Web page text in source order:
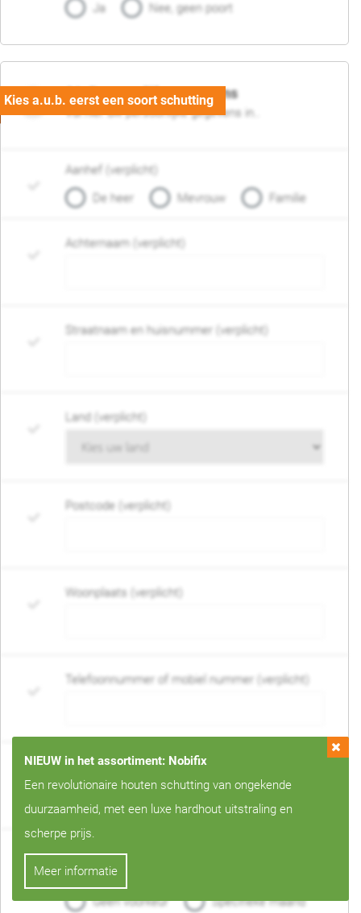
Ja Nee, geen poort
06. Persoonlijke gegevens
Vul hier uw persoonlijke gegevens in..
Aanhef (verplicht)
De heer
Mevrouw Familie
Achternaam (verplicht)
Straatnaam en huisnummer (verplicht)
Land (verplicht)
Postcode (verplicht)
Woonplaats (verplicht)
Telefoonnummer of mobiel nummer (verplicht)
E-mail adres (verplicht)
(verplicht)
Geen voorkeur
Specifieke maand
NIEUW in het assortiment: Nobifix
Een revolutionaire houten schutting van ongekende
duurzaamheid, met een luxe hardhout uitstraling en
scherpe prijs.
Meer informatie